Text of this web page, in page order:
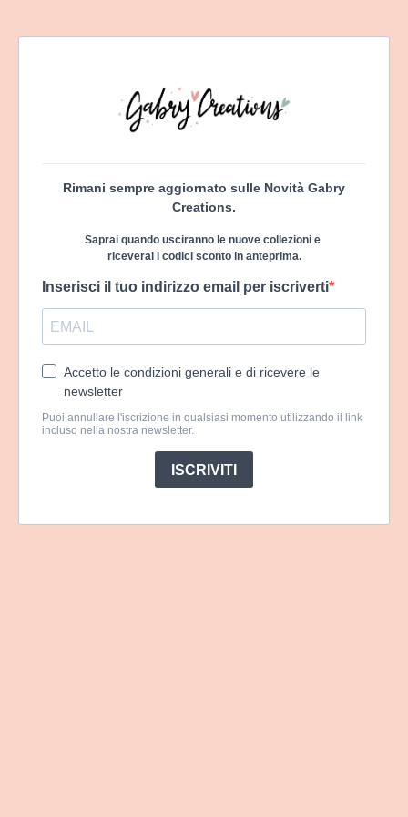
Rimani sempre aggiornato sulle Novità Gabry
Creations.
Saprai quando usciranno le nuove collezioni e
riceverai i codici sconto in anteprima.
Inserisci il tuo indirizzo email per iscriverti
Accetto le condizioni generali e di ricevere le
newsletter
Puoi annullare l'iscrizione in qualsiasi momento utilizzando il link
incluso nella nostra newsletter.
ISCRIVITI